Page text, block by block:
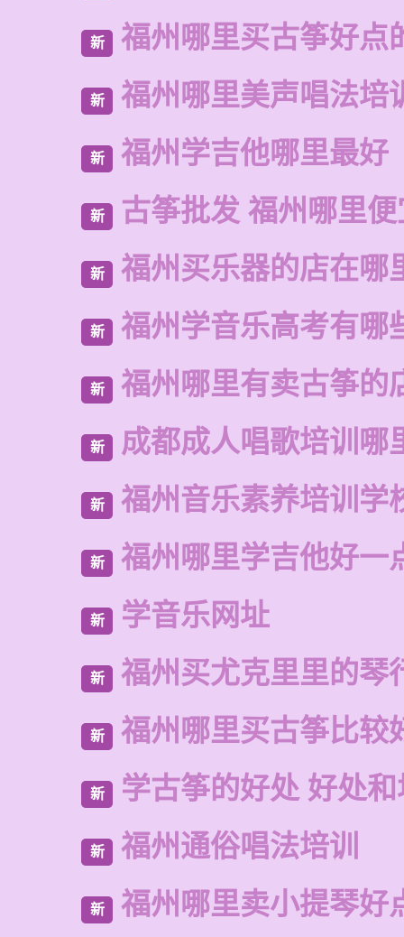
新 福州哪里买古筝好点
新 福州哪里美声唱法培
新 福州学吉他哪里最好
新 古筝批发 福州哪里
新 福州买乐器的店在哪
新 福州学音乐高考有哪
新 福州哪里有卖古筝的
新 成都成人唱歌培训哪
新 福州音乐素养培训学
新 福州哪里学吉他好一
新 学音乐网址
新 福州买尤克里里的琴
新 福州哪里买古筝比较
新 学古筝的好处 好处
新 福州通俗唱法培训
新 福州哪里卖小提琴好